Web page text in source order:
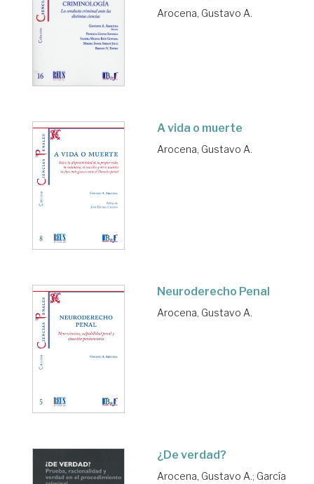
Arocena, Gustavo A.
A vida o muerte
Arocena, Gustavo A.
Neuroderecho Penal
Arocena, Gustavo A.
¿De verdad?
Arocena, Gustavo A.; García